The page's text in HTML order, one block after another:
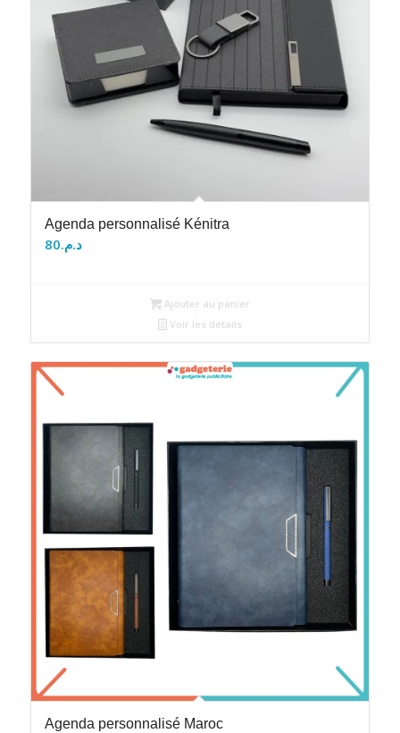
Agenda personnalisé Kénitra
د.م.80
Ajouter au panier
Voir les détails
Agenda personnalisé Maroc